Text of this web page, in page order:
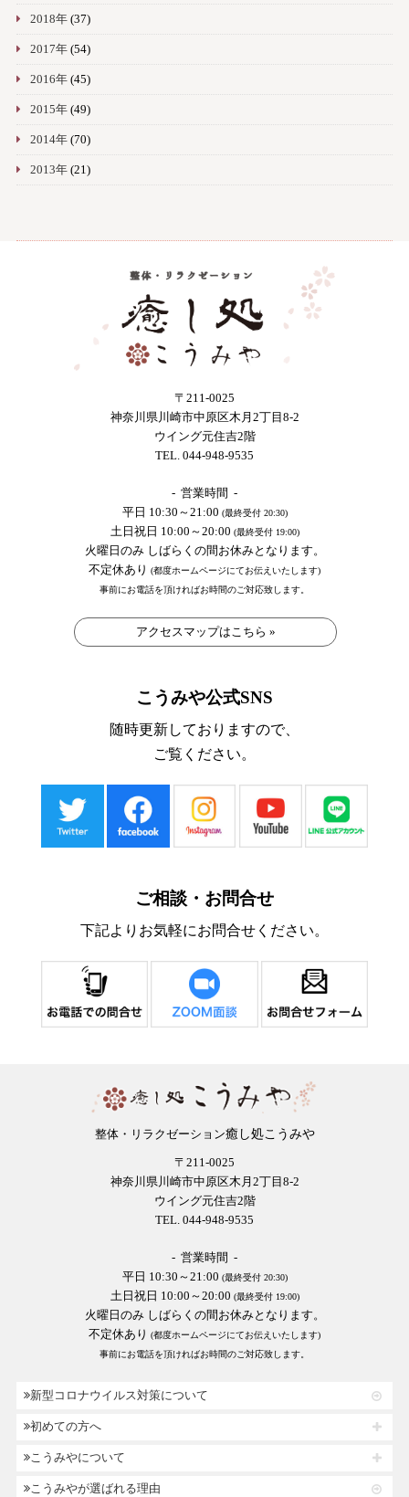
2018年(37)
2017年(54)
2016年(45)
2015年(49)
2014年(70)
2013年(21)
〒211-0025
神奈川県川崎市中原区木月2丁目8-2
ウイング元住吉2階
TEL. 044-948-9535
- 営業時間 -
平日 10:30～21:00 (最終受付 20:30)
土日祝日 10:00～20:00 (最終受付 19:00)
火曜日のみ しばらくの間お休みとなります。
不定休あり (都度ホームページにてお伝えいたします)
事前にお電話を頂ければお時間のご対応致します。
アクセスマップはこちら »
こうみや公式SNS
随時更新しておりますので、
ご覧ください。
ご相談・お問合せ
下記よりお気軽にお問合せください。
整体・リラクゼーション癒し処こうみや
〒211-0025
神奈川県川崎市中原区木月2丁目8-2
ウイング元住吉2階
TEL. 044-948-9535
- 営業時間 -
平日 10:30～21:00 (最終受付 20:30)
土日祝日 10:00～20:00 (最終受付 19:00)
火曜日のみ しばらくの間お休みとなります。
不定休あり (都度ホームページにてお伝えいたします)
事前にお電話を頂ければお時間のご対応致します。
新型コロナウイルス対策について
初めての方へ
こうみやについて
こうみやが選ばれる理由